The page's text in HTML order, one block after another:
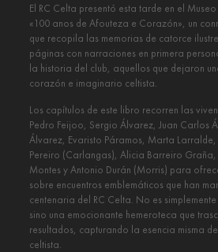
El RC Celta presentó esta tarde en el
«100 anos de Afouteza e Corazón», un
que recopila las memorias de catorce
páginas con narraciones en primera
la historia del club, aquellos que dejaron
corazón e imaginario celtista.
Los capítulos de este libro recorren las
Pedro Feijoo, Sergio Álvarez, Juan Carlos
Álvarez, Evaristo Páramos, Marta
Pereiro (Carlangas), Alicia Barreiro
Montes y Antonio Durán (Morris) para
sobre encuentros emblemáticos que han
centenaria del RC Celta. No es
sino una emocionante hemeroteca que
resultados, capturando la esencia misma
celtista.